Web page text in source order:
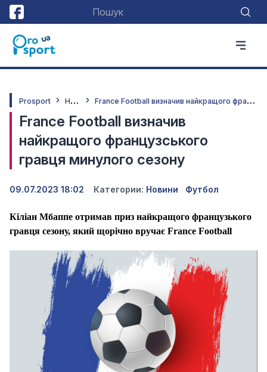
Prosport Н
овини F
rance Football визначив найкращого французського гравця минулого сезону
France Football визначив
найкращого французського
гравця минулого сезону
09.07.2023 18:02 Категории: Новини Футбол
Кіліан Мбаппе отримав приз найкращого французького
гравця сезону, який щорічно вручає France Football